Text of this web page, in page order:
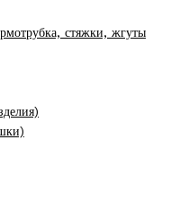
стяжки, жгуты